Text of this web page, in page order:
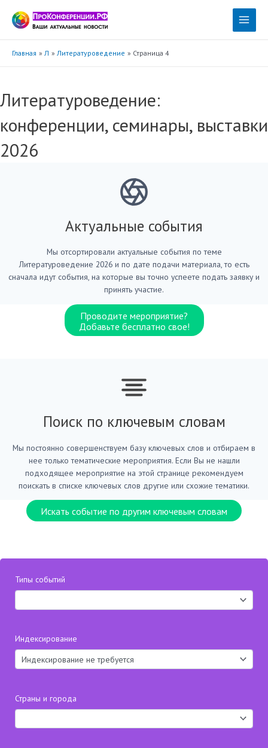
содержимому
Main
Главная Л Литературоведение Страница 4
Литературоведение:
конференции, семинары, выставки
2026
Актуальные события
Мы отсортировали актуальные события по теме
Литературоведение 2026 и по дате подачи материала, то есть
сначала идут события, на которые вы точно успеете подать заявку и
принять участие.
Проводите мероприятие?
Добавьте бесплатно свое!
Поиск по ключевым словам
Мы постоянно совершенствуем базу ключевых слов и отбираем в
нее только тематические мероприятия. Если Вы не нашли
подходящее мероприятие на этой странице рекомендуем
поискать в списке ключевых слов другие или схожие тематики.
Искать событие по другим ключевым словам
Типы событий
Индексирование
Страны и города